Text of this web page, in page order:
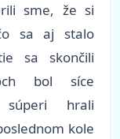
sme, že si
sa aj stalo
sa skončili
bol síce
hrali
kole